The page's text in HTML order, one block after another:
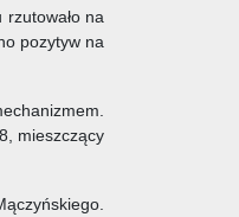
na
pozytyw na
mieszczący